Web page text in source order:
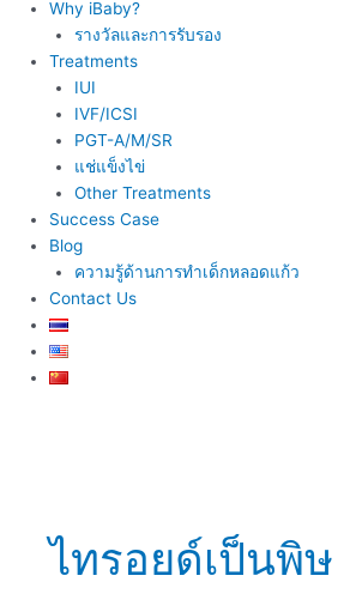
Why iBaby?
รางวัลและการรับรอง
Treatments
IUI
IVF/ICSI
PGT-A/M/SR
แช่แข็งไข่
Other Treatments
Success Case
Blog
ความรู้ด้านการทำเด็กหลอดแก้ว
Contact Us
ไทรอยด์เป็นพิษ